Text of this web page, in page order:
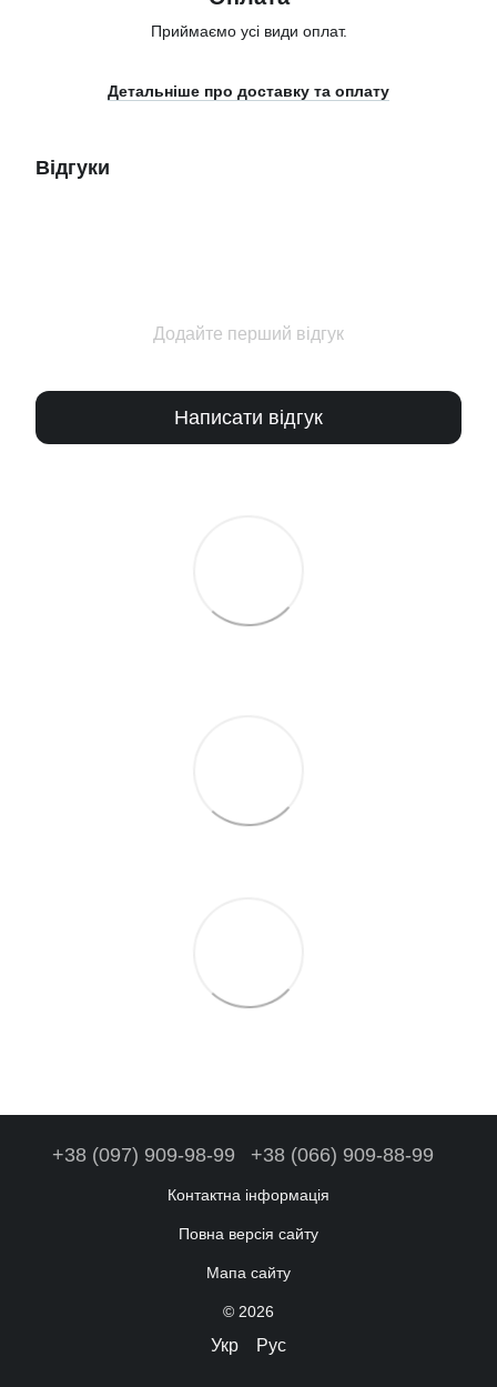
Приймаємо усі види оплат.
Детальніше про доставку та оплату
Відгуки
Додайте перший відгук
Написати відгук
+38 (097) 909-98-99 +38 (066) 909-88-99
Контактна інформація
Повна версія сайту
Мапа сайту
© 2026
Укр Рус